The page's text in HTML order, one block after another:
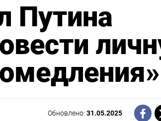
Путина
Обновлено:31.05.2025